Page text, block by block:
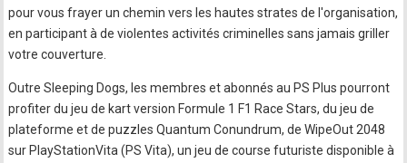
pour vous frayer un chemin vers les hautes strates de l'organisation,
en participant à de violentes activités criminelles sans jamais griller
votre couverture.
Outre Sleeping Dogs, les membres et abonnés au PS Plus pourront
profiter du jeu de kart version Formule 1 F1 Race Stars, du jeu de
plateforme et de puzzles Quantum Conundrum, de WipeOut 2048
sur PlayStationVita (PS Vita), un jeu de course futuriste disponible à